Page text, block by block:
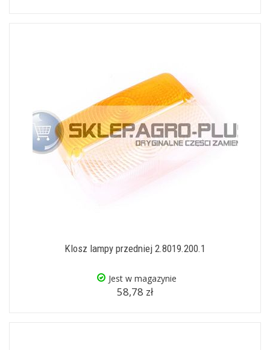
Klosz lampy przedniej 2.8019.200.1
Jest w magazynie
58,78 zł